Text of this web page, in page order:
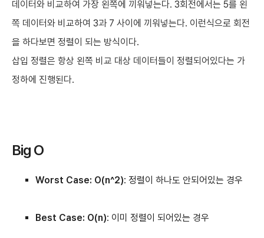
데이터와 비교하여 가장 왼쪽에 끼워넣는다. 3회전에서는 5를 왼
쪽 데이터와 비교하여 3과 7 사이에 끼워넣는다. 이런식으로 회전
을 하다보면 정렬이 되는 방식이다.
삽입 정렬은 항상 왼쪽 비교 대상 데이터들이 정렬되어있다는 가
정하에 진행된다.
Big O
Worst Case: O(n^2): 정렬이 하나도 안되어있는 경우
Best Case: O(n): 이미 정렬이 되어있는 경우